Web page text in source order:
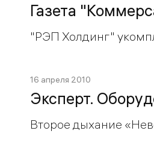
Газета
"РЭП Холдинг"
16 апреля 2010
Эксперт.
Второе дыхание